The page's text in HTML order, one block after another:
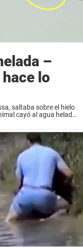
–
lo
saltaba sobre el hielo
cayó al agua helada